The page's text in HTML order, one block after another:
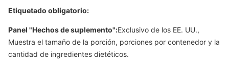
Etiquetado obligatorio:
Panel "Hechos de suplemento":Exclusivo de los EE. UU.,
Muestra el tamaño de la porción, porciones por contenedor y la
cantidad de ingredientes dietéticos.